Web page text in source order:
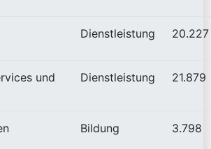
Dienstleistung 20.227
und
Dienstleistung 21.879
Bildung 3.798